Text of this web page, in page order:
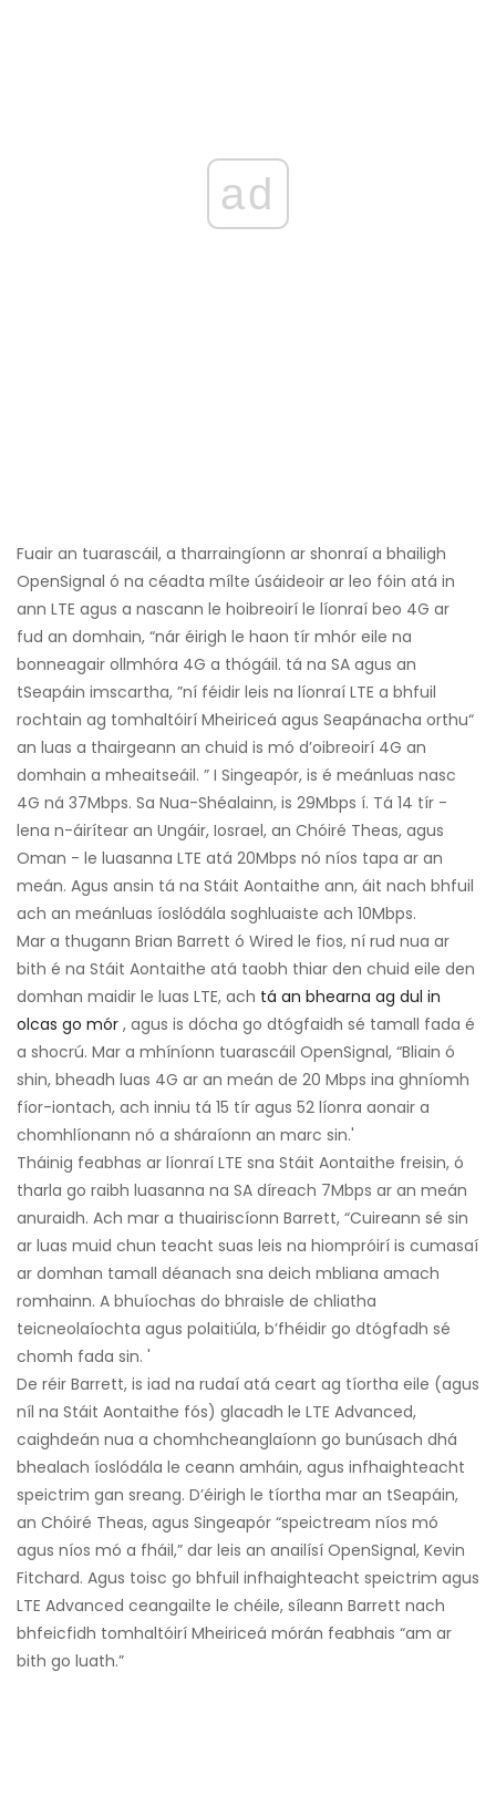
ad
Fuair ​​an tuarascáil, a tharraingíonn ar shonraí a bhailigh
OpenSignal ó na céadta mílte úsáideoir ar leo fóin atá in
ann LTE agus a nascann le hoibreoirí le líonraí beo 4G ar
fud an domhain, “nár éirigh le haon tír mhór eile na
bonneagair ollmhóra 4G a thógáil. tá na SA agus an
tSeapáin imscartha, ”ní féidir leis na líonraí LTE a bhfuil
rochtain ag tomhaltóirí Mheiriceá agus Seapánacha orthu“
an luas a thairgeann an chuid is mó d’oibreoirí 4G an
domhain a mheaitseáil. ” I Singeapór, is é meánluas nasc
4G ná 37Mbps. Sa Nua-Shéalainn, is 29Mbps í. Tá 14 tír -
lena n-áirítear an Ungáir, Iosrael, an Chóiré Theas, agus
Oman - le luasanna LTE atá 20Mbps nó níos tapa ar an
meán. Agus ansin tá na Stáit Aontaithe ann, áit nach bhfuil
ach an meánluas íoslódála soghluaiste ach 10Mbps.
Mar a thugann Brian Barrett ó Wired le fios, ní rud nua ar
bith é na Stáit Aontaithe atá taobh thiar den chuid eile den
domhan maidir le luas LTE, ach tá an bhearna ag dul in
olcas go mór , agus is dócha go dtógfaidh sé tamall fada é
a shocrú. Mar a mhíníonn tuarascáil OpenSignal, “Bliain ó
shin, bheadh ​​luas 4G ar an meán de 20 Mbps ina ghníomh
fíor-iontach, ach inniu tá 15 tír agus 52 líonra aonair a
chomhlíonann nó a sháraíonn an marc sin.'
Tháinig feabhas ar líonraí LTE sna Stáit Aontaithe freisin, ó
tharla go raibh luasanna na SA díreach 7Mbps ar an meán
anuraidh. Ach mar a thuairiscíonn Barrett, “Cuireann sé sin
ar luas muid chun teacht suas leis na hiompróirí is cumasaí
ar domhan tamall déanach sna deich mbliana amach
romhainn. A bhuíochas do bhraisle de chliatha
teicneolaíochta agus polaitiúla, b’fhéidir go dtógfadh sé
chomh fada sin. '
De réir Barrett, is iad na rudaí atá ceart ag tíortha eile (agus
níl na Stáit Aontaithe fós) glacadh le LTE Advanced,
caighdeán nua a chomhcheanglaíonn go bunúsach dhá
bhealach íoslódála le ceann amháin, agus infhaighteacht
speictrim gan sreang. D’éirigh le tíortha mar an tSeapáin,
an Chóiré Theas, agus Singeapór “speictream níos mó
agus níos mó a fháil,” dar leis an anailísí OpenSignal, Kevin
Fitchard. Agus toisc go bhfuil infhaighteacht speictrim agus
LTE Advanced ceangailte le chéile, síleann Barrett nach
bhfeicfidh tomhaltóirí Mheiriceá mórán feabhais “am ar
bith go luath.”